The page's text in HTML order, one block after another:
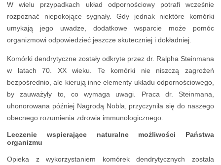
W wielu przypadkach układ odpornościowy potrafi wcześnie
rozpoznać niepokojące sygnały. Gdy jednak niektóre komórki
umykają jego uwadze, dodatkowe wsparcie może pomóc
organizmowi odpowiedzieć jeszcze skuteczniej i dokładniej.
Komórki dendrytyczne zostały odkryte przez dr. Ralpha Steinmana
w latach 70. XX wieku. Te komórki nie niszczą zagrożeń
bezpośrednio, ale kierują inne elementy układu odpornościowego,
by zauważyły to, co wymaga uwagi. Praca dr. Steinmana,
uhonorowana później Nagrodą Nobla, przyczyniła się do naszego
obecnego rozumienia zdrowia immunologicznego.
Leczenie wspierające naturalne możliwości Państwa
organizmu
Opieka z wykorzystaniem komórek dendrytycznych została